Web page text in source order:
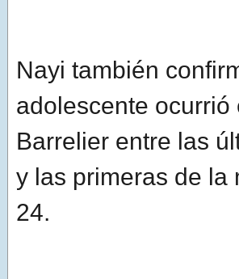
Nayi también
adolescente
Barrelier entre las
y las primeras de la
24.